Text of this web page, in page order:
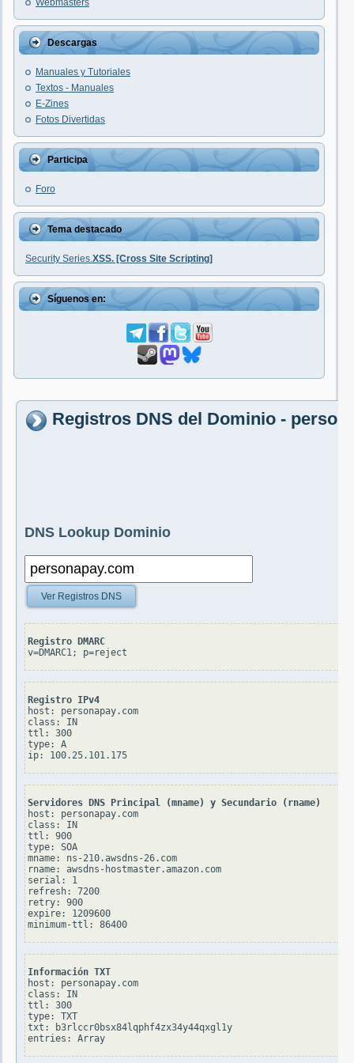
Webmasters
Descargas
Manuales y Tutoriales
Textos - Manuales
E-Zines
Fotos Divertidas
Participa
Foro
Tema destacado
Security Series.XSS. [Cross Site Scripting]
Síguenos en:
Registros DNS del Dominio -
DNS Lookup Dominio
Ver Registros DNS
Registro DMARC
v=DMARC1; p=reject
Registro IPv4
host: personapay.com
class: IN
ttl: 300
type: A
Servidores DNS Principal (mname) y Secundario (rname)
host: personapay.com
class: IN
ttl: 900
type: SOA
mname: ns-210.awsdns-26.com
rname: awsdns-hostmaster.amazon.com
serial: 1
refresh: 7200
retry: 900
expire: 1209600
Información TXT
host: personapay.com
class: IN
ttl: 300
type: TXT
txt: b3rlccr0bsx84lqphf4zx34y44qxgl1y